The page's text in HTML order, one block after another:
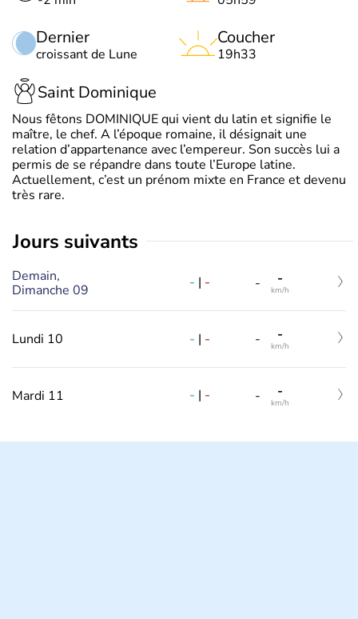
Dernier
croissant de Lune
Coucher
19h33
Saint Dominique
Nous fêtons DOMINIQUE qui vient du latin et signifie le
maître, le chef. A l’époque romaine, il désignait une
relation d’appartenance avec l’empereur. Son succès lui a
permis de se répandre dans toute l’Europe latine.
Actuellement, c’est un prénom mixte en France et devenu
très rare.
jours suivants
Demain,
Dimanche 09
- | - - -
km/h
Lundi 10 - | - - -
km/h
Mardi 11 - | - - -
km/h